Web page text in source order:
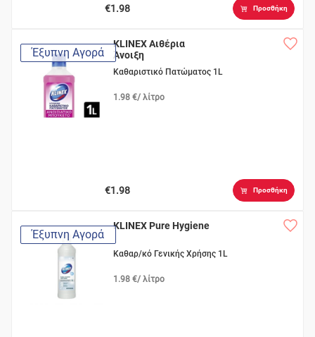
€1.98 Προσθήκη
Έξυπνη Αγορά
KLINEX Αιθέρια
Άνοιξη
Καθαριστικό Πατώματος 1L
1.98 €/ λίτρο
€1.98 Προσθήκη
Έξυπνη Αγορά
KLINEX Pure Hygiene
Καθαρ/κό Γενικής Χρήσης 1L
1.98 €/ λίτρο